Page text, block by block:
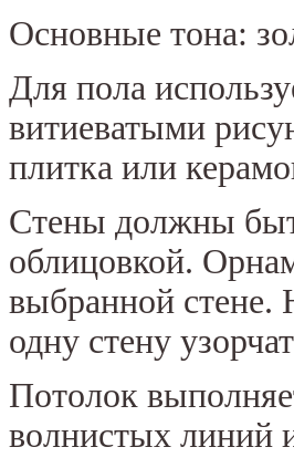
Основные тона:
Для пола
витиеватыми
плитка или
Стены должны
облицовкой.
выбранной стене.
одну стену
Потолок
волнистых линий